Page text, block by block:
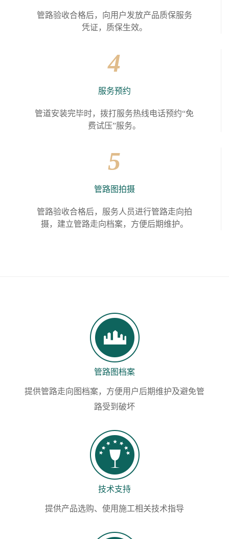
管路验收合格后，向用户发放产品质保服务
凭证，质保生效。
4
服务预约
管道安装完毕时，拨打服务热线电话预约“免
费试压”服务。
5
管路图拍摄
管路验收合格后，服务人员进行管路走向拍
摄，建立管路走向档案，方便后期维护。
管路图档案
提供管路走向图档案，方便用户后期维护及避免管
路受到破坏
技术支持
提供产品选购、使用施工相关技术指导